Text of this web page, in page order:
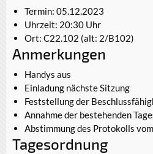
Termin: 05.12.2023
Uhrzeit: 20:30 Uhr
Ort: C22.102 (alt: 2/B102)
Anmerkungen
Handys aus
Einladung nächste Sitzung
Feststellung der
Annahme der bestehenden
Abstimmung des Protokolls
Tagesordnung